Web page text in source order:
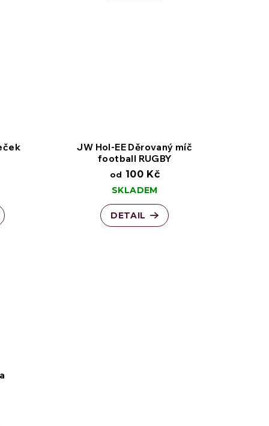
JW Hol-EE Děrovaný míč
football RUGBY
od 100 Kč
SKLADEM
DETAIL